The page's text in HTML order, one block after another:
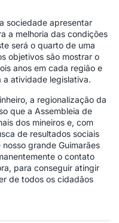
sociedade apresentar
a melhoria das condições
será o quarto de uma
objetivos são mostrar o
anos em cada região e
a atividade legislativa.
a regionalização da
que a Assembleia de
dos mineiros e, com
de resultados sociais
grande Guimarães
o contato
para conseguir atingir
de todos os cidadãos